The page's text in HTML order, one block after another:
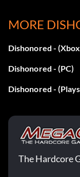
MORE
Dishonored -
Dishonored - (PC)
Dishonored -
The Hardcore